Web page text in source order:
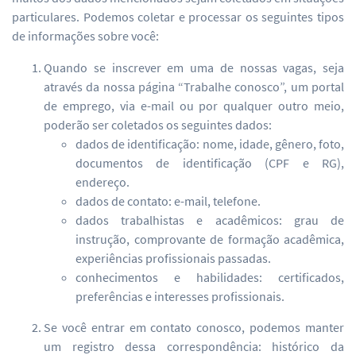
particulares. Podemos coletar e processar os seguintes tipos
de informações sobre você:
Quando se inscrever em uma de nossas vagas, seja
através da nossa página “Trabalhe conosco”, um portal
de emprego, via e-mail ou por qualquer outro meio,
poderão ser coletados os seguintes dados:
dados de identificação: nome, idade, gênero, foto,
documentos de identificação (CPF e RG),
endereço.
dados de contato: e-mail, telefone.
dados trabalhistas e acadêmicos: grau de
instrução, comprovante de formação acadêmica,
experiências profissionais passadas.
conhecimentos e habilidades: certificados,
preferências e interesses profissionais.
Se você entrar em contato conosco, podemos manter
um registro dessa correspondência: histórico da